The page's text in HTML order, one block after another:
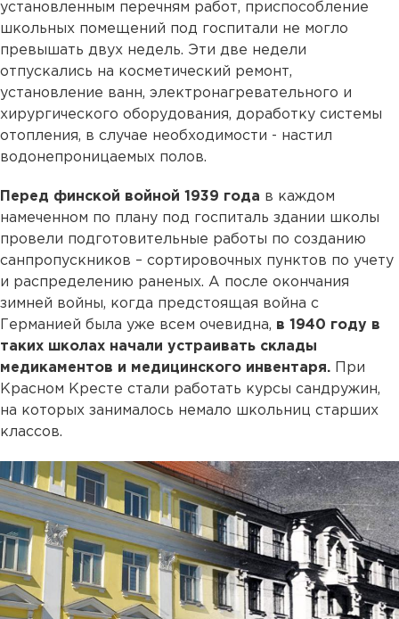
установленным перечням работ, приспособление
школьных помещений под госпитали не могло
превышать двух недель. Эти две недели
отпускались на косметический ремонт,
установление ванн, электронагревательного и
хирургического оборудования, доработку системы
отопления, в случае необходимости - настил
водонепроницаемых полов.
Перед финской войной 1939 года в каждом
намеченном по плану под госпиталь здании школы
провели подготовительные работы по созданию
санпропускников – сортировочных пунктов по учету
и распределению раненых. А после окончания
зимней войны, когда предстоящая война с
Германией была уже всем очевидна, в 1940 году в
таких школах начали устраивать склады
медикаментов и медицинского инвентаря. При
Красном Кресте стали работать курсы сандружин,
на которых занималось немало школьниц старших
классов.